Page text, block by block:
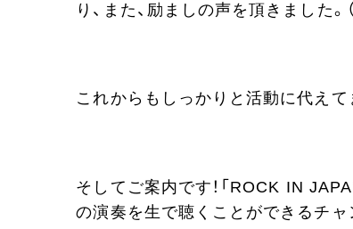
り、また、励ましの声を頂きました。
これからもしっかりと活動に代えて
そしてご案内です！「ROCK IN
の演奏を生で聴くことができるチャ